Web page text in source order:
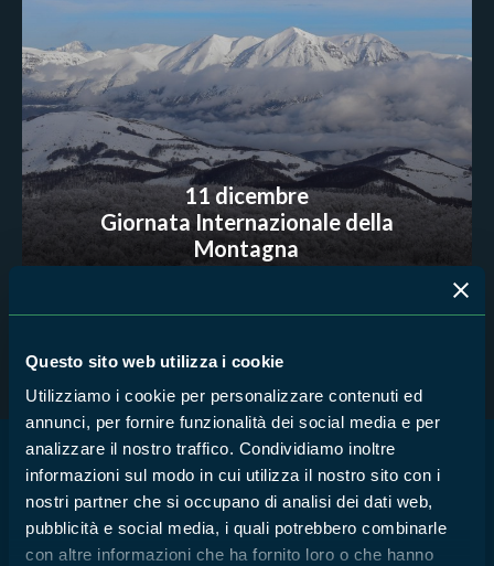
Questo sito web utilizza i cookie
Utilizziamo i cookie per personalizzare contenuti ed
annunci, per fornire funzionalità dei social media e per
analizzare il nostro traffico. Condividiamo inoltre
informazioni sul modo in cui utilizza il nostro sito con i
nostri partner che si occupano di analisi dei dati web,
pubblicità e social media, i quali potrebbero combinarle
con altre informazioni che ha fornito loro o che hanno
11 dicembre
Giornata Internazionale della
Montagna
News e appuntamenti
PARCO MONTI SIMBRUINI